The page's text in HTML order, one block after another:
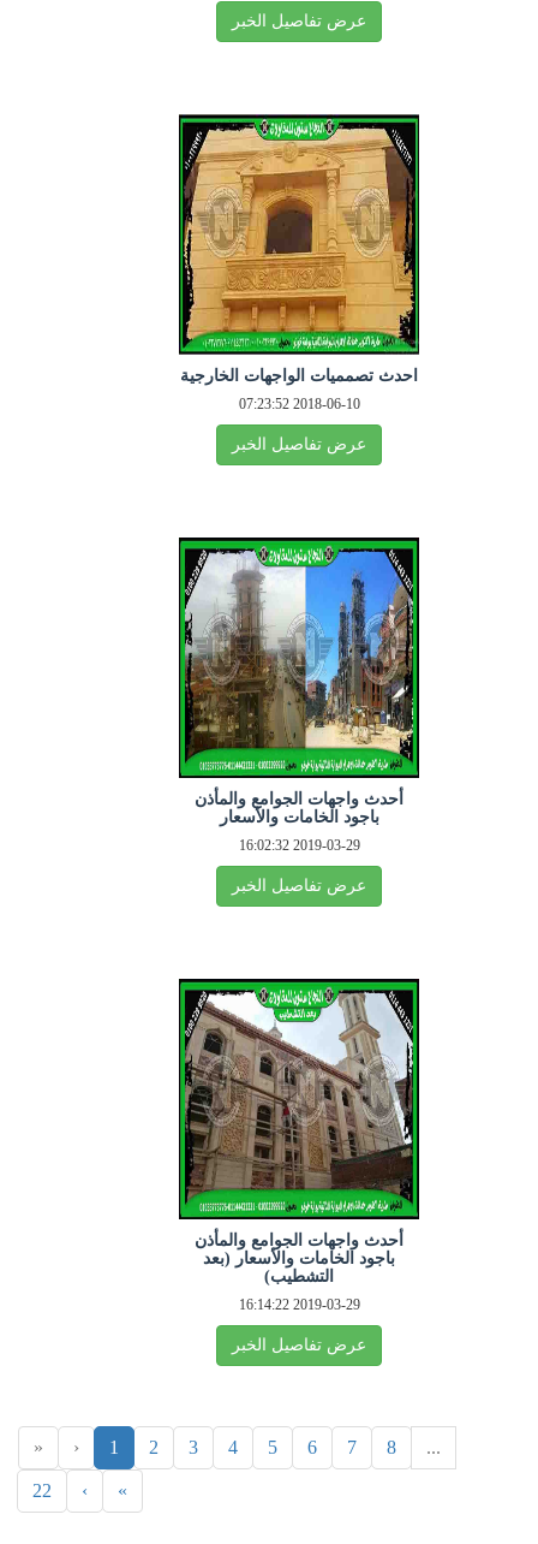
عرض تفاصيل الخبر
احدث تصمميات الواجهات الخارجية
2018-06-10 07:23:52
عرض تفاصيل الخبر
أحدث واجهات الجوامع والمأذن
باجود الخامات والأسعار
2019-03-29 16:02:32
عرض تفاصيل الخبر
أحدث واجهات الجوامع والمأذن
باجود الخامات والأسعار (بعد
التشطيب)
2019-03-29 16:14:22
عرض تفاصيل الخبر
« ‹ 1 2 3 4 5 6 7 8 ...
22 › »